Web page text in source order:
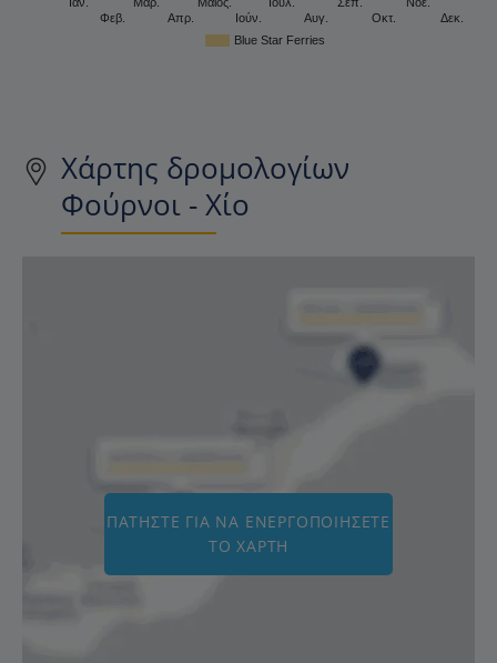
Blue Star Ferries
Φεβ.
Απρ.
Ιούν.
Αυγ.
Οκτ.
Δεκ.
Χάρτης δρομολογίων
Φούρνοι - Χίο
ΠΑΤΉΣΤΕ ΓΙΑ ΝΑ ΕΝΕΡΓΟΠΟΙΉΣΕΤΕ
ΤΟ ΧΆΡΤΗ